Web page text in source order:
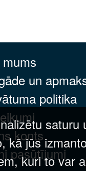
mums
un
politika
konts
pasūtījumi
kā jūs
kuri to var